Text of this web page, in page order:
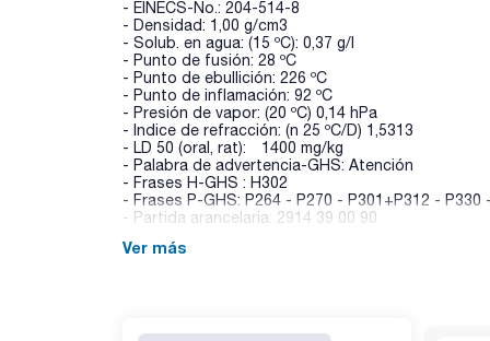
- EINECS-No.: 204-514-8
- Densidad: 1,00 g/cm3
- Solub. en agua: (15 ºC): 0,37 g/l
- Punto de fusión: 28 ºC
- Punto de ebullición: 226 ºC
- Punto de inflamación: 92 ºC
- Presión de vapor: (20 ºC) 0,14 hPa
- Indice de refracción: (n 25 ºC/D) 1,5313
- LD 50 (oral, rat): 1400 mg/kg
- Palabra de advertencia-GHS: Atención
- Frases H-GHS : H302
- Frases P-GHS: P264 - P270 - P301+P312 - P330
- Partida arancelaria: 2914 39 00 90
ESPECIFICACIONES
Ver más